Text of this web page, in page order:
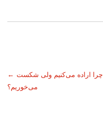
← چرا اراده می‌کنیم ولی شکست
می‌خوریم؟